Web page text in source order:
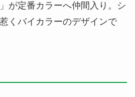
が定番カラーへ仲間入り。シ
くバイカラーのデザインで